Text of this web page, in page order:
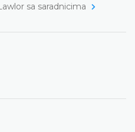
sa saradnicima